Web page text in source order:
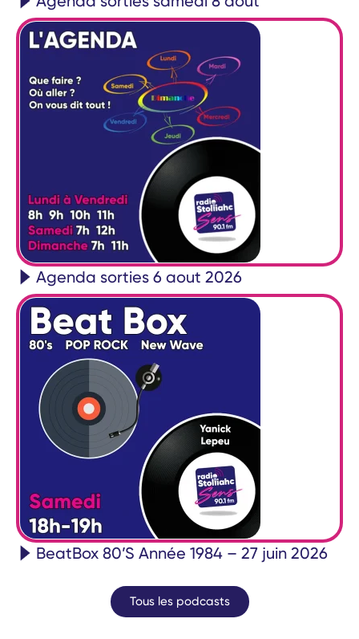
Agenda sorties 6 aout 2026
BeatBox 80’S Année 1984 – 27 juin 2026
Tous les podcasts